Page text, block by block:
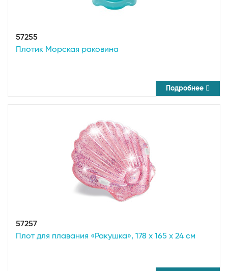
57255
Плотик Морская раковина
Подробнее
57257
Плот для плавания «Ракушка», 178 х 165 х 24 см